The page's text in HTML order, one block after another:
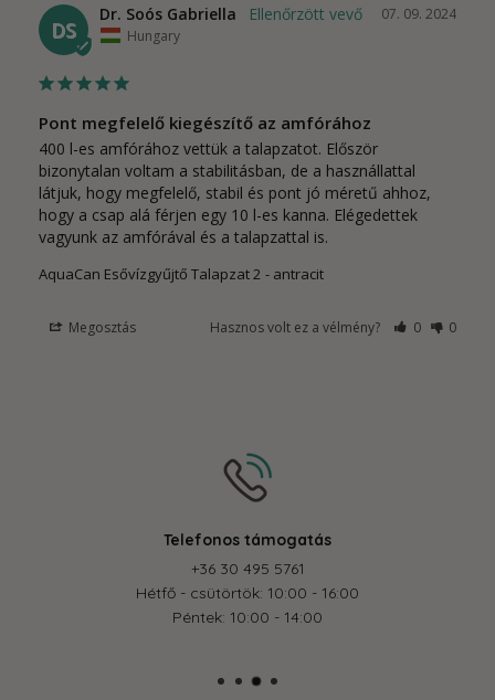
DS
07. 09. 2024
Dr. Soós Gabriella
Hungary
Pont megfelelő kiegészítő az amfórához
400 l-es amfórához vettük a talapzatot. Először
bizonytalan voltam a stabilitásban, de a használlattal
látjuk, hogy megfelelő, stabil és pont jó méretű ahhoz,
hogy a csap alá férjen egy 10 l-es kanna. Elégedettek
vagyunk az amfórával és a talapzattal is.
AquaCan Esővízgyűjtő Talapzat 2 antracit
Megosztás Hasznos volt ez a vélmény? 0 0
Az online fizetés biztonságos